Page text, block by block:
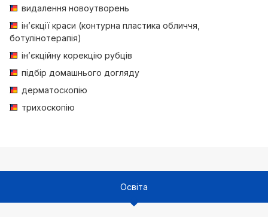
видалення новоутворень
інʼєкції краси (контурна пластика обличчя,
ботулінотерапія)
інʼєкційну корекцію рубців
підбір домашнього догляду
дерматоскопію
трихоскопію
Освіта